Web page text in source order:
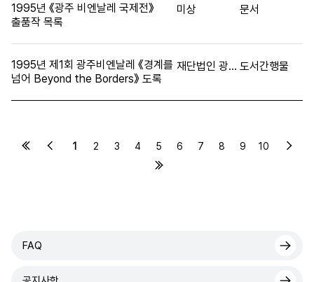
1995년 《광주 비엔날레 국제전》
출품작 목록
미상 문서
1995년 제1회 광주비엔날레 《경계를
넘어 Beyond the Borders》 도록
재단법인 광주비엔날레 도서간행물
1 2 3 4 5 6 7 8 9 10
FAQ